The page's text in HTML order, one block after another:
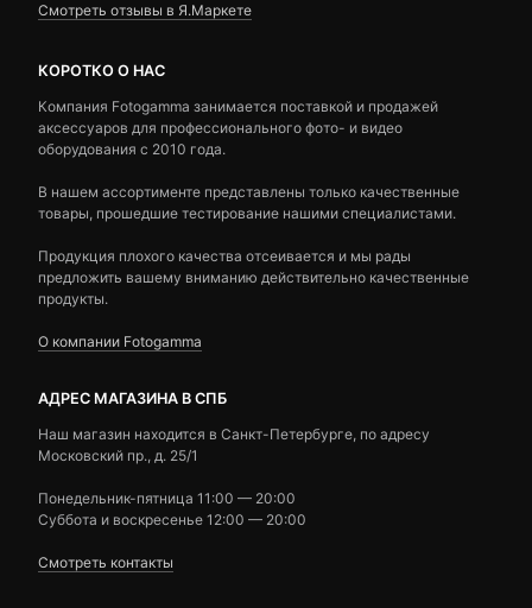
Смотреть отзывы в Я.Маркете
КОРОТКО О НАС
Компания Fotogamma занимается поставкой и продажей
аксессуаров для профессионального фото- и видео
оборудования с 2010 года.
В нашем ассортименте представлены только качественные
товары, прошедшие тестирование нашими специалистами.
Продукция плохого качества отсеивается и мы рады
предложить вашему вниманию действительно качественные
продукты.
О компании Fotogamma
АДРЕС МАГАЗИНА В СПБ
Наш магазин находится в Санкт-Петербурге, по адресу
Московский пр., д. 25/1
Понедельник-пятница 11:00 — 20:00
Суббота и воскресенье 12:00 — 20:00
Смотреть контакты